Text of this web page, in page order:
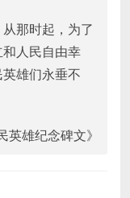
那时起，为了
人民自由幸
雄们永垂不
英雄纪念碑文》